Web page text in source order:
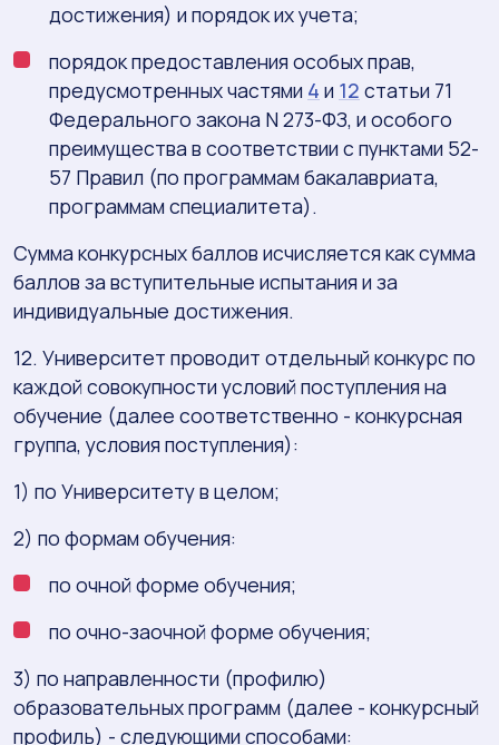
достижения) и порядок их учета;
порядок предоставления особых прав,
предусмотренных частями 4 и 12 статьи 71
Федерального закона N 273-ФЗ, и особого
преимущества в соответствии с пунктами 52-
57 Правил (по программам бакалавриата,
программам специалитета).
Сумма конкурсных баллов исчисляется как сумма
баллов за вступительные испытания и за
индивидуальные достижения.
12. Университет проводит отдельный конкурс по
каждой совокупности условий поступления на
обучение (далее соответственно - конкурсная
группа, условия поступления):
1) по Университету в целом;
2) по формам обучения:
по очной форме обучения;
по очно-заочной форме обучения;
3) по направленности (профилю)
образовательных программ (далее - конкурсный
профиль) - следующими способами: